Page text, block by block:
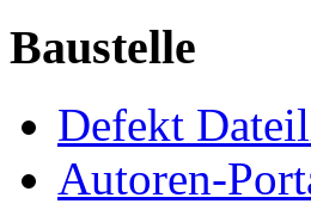
Baustelle
Defekt
Autoren-